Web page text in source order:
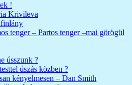
!
Krivileva
tenger – Partos tenger –mai görögül
ússzunk ?
úszás közben ?
kényelmesen – Dan Smith